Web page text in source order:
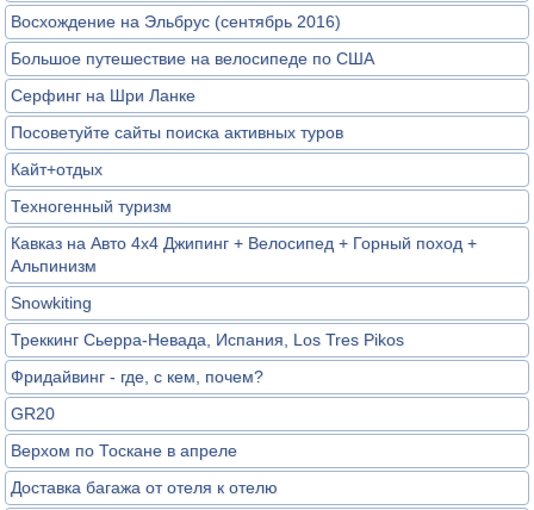
Восхождение на Эльбрус (сентябрь 2016)
Большое путешествие на велосипеде по США
Серфинг на Шри Ланке
Посоветуйте сайты поиска активных туров
Кайт+отдых
Техногенный туризм
Кавказ на Авто 4х4 Джипинг + Велосипед + Горный поход +
Альпинизм
Snowkiting
Треккинг Сьерра-Невада, Испания, Los Tres Pikos
Фридайвинг - где, с кем, почем?
GR20
Верхом по Тоскане в апреле
Доставка багажа от отеля к отелю